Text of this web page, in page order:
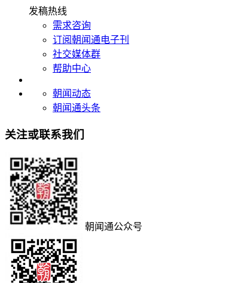
发稿热线
需求咨询
订阅朝闻通电子刊
社交媒体群
帮助中心
朝闻动态
朝闻通头条
关注或联系我们
朝闻通公众号